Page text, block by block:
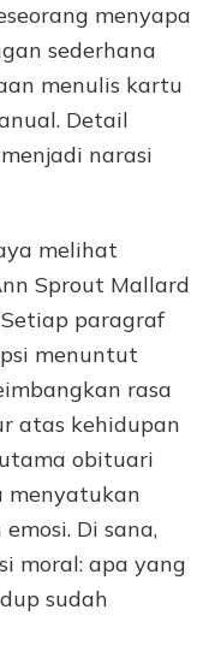
menyapa
sederhana
menulis kartu
Detail
narasi
melihat
Sprout Mallard
paragraf
menuntut
rasa
atas kehidupan
obituari
menyatukan
Di sana,
moral: apa yang
sudah